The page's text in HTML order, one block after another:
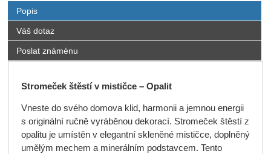
Popis
Váš dotaz
Poslat známénu
Stromeček štěstív mističce– Opalit
Vneste do svého domova klid, harmonii a jemnou energii
s originální ručně vyráběnou dekorací. Stromeček štěstí z
opalitu je umístěn v elegantní skleněné mističce, doplněný
umělým mechem a minerálním podstavcem. Tento